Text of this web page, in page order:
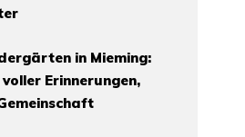
in Mieming:
Erinnerungen,